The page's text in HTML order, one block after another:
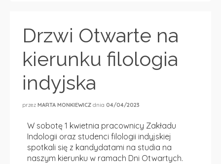
Drzwi Otwarte na
kierunku filologia
indyjska
przez MARTA MONKIEWICZ dnia 04/04/2023
W sobotę 1 kwietnia pracownicy Zakładu
Indologii oraz studenci filologii indyjskiej
spotkali się z kandydatami na studia na
naszym kierunku w ramach Dni Otwartych.